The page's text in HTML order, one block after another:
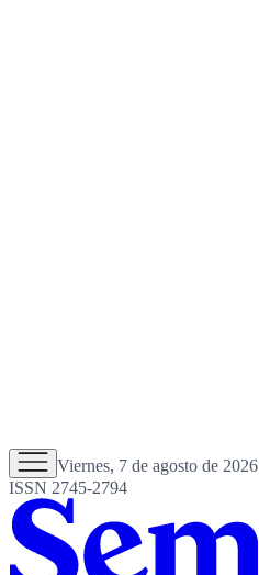
Viernes, 7 de agosto de 2026
ISSN 2745-2794